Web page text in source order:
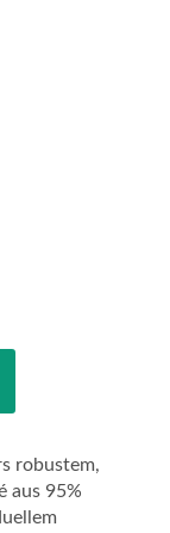
robustem,
aus 95%